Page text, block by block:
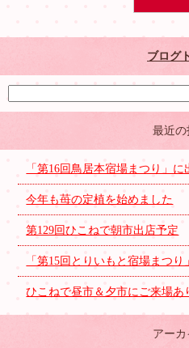
ブログ
最近の
「第16回鳥居本宿場まつり」に
今年も苺の定植を始めました
第129回ひこねで朝市出店予定
「第15回とりいもと宿場まつ
ひこねで昼市＆夕市にご来場あ
アーカ